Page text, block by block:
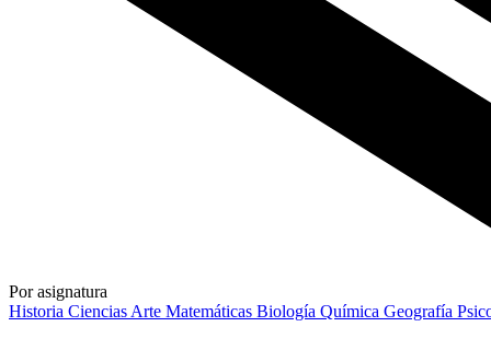
Por asignatura
Historia Ciencias Arte Matemáticas Biología Química Geografía